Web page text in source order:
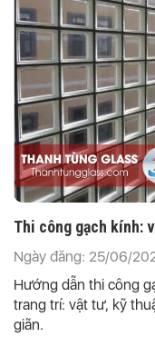
Thi công gạch kính:
Ngày đăng: 25/06/
Hướng dẫn thi công
trang trí: vật tư, kỹ
giãn.